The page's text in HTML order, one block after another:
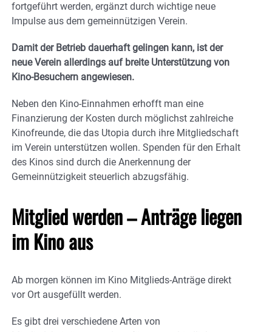
fortgeführt werden, ergänzt durch wichtige neue
Impulse aus dem gemeinnützigen Verein.
Damit der Betrieb dauerhaft gelingen kann, ist der
neue Verein allerdings auf breite Unterstützung von
Kino-Besuchern angewiesen.
Neben den Kino-Einnahmen erhofft man eine
Finanzierung der Kosten durch möglichst zahlreiche
Kinofreunde, die das Utopia durch ihre Mitgliedschaft
im Verein unterstützen wollen. Spenden für den Erhalt
des Kinos sind durch die Anerkennung der
Gemeinnützigkeit steuerlich abzugsfähig.
Mitglied werden – Anträge liegen
im Kino aus
Ab morgen können im Kino Mitglieds-Anträge direkt
vor Ort ausgefüllt werden.
Es gibt drei verschiedene Arten von